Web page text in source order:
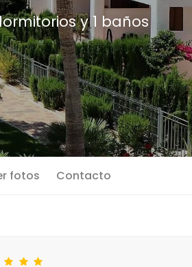
y 1 baños
fotos Contacto